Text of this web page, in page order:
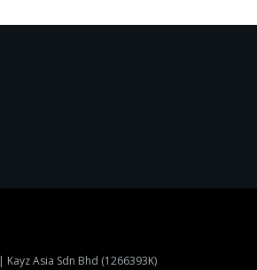
| Kayz Asia Sdn Bhd (1266393K)